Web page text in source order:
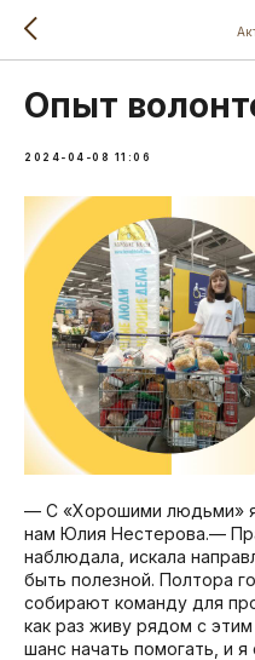
Опыт
2024-04-08 11:06
— С «Хорошими людьми»
нам Юлия Нестерова.—
наблюдала, искала
быть полезной. Полтора
собирают команду для
как раз живу рядом с
шанс начать помогать, и